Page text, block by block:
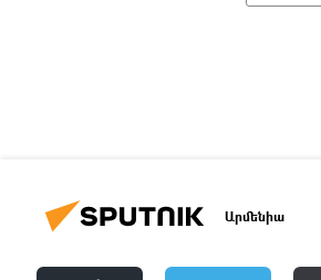
Արմենիա